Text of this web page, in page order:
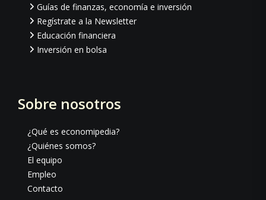
Guías de finanzas, economía e inversión
Regístrate a la Newsletter
Educación financiera
Inversión en bolsa
Sobre nosotros
¿Qué es economipedia?
¿Quiénes somos?
El equipo
Empleo
Contacto